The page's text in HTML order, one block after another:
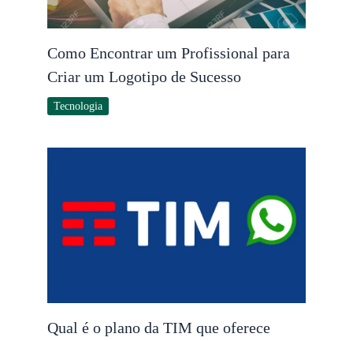
Como Encontrar um Profissional para
Criar um Logotipo de Sucesso
Tecnologia
Qual é o plano da TIM que oferece